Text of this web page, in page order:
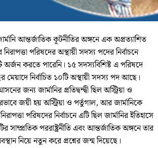
আন্তর্জাতিক কূটনীতির অঙ্গনে এক অপ্রত্যাশিত
পরিষদের অস্থায়ী সদস্য পদের নির্বাচনে
অর্জন করতে পারেনি। ১৫ সদস্যবিশিষ্ট এ পরিষদে
মেয়াদে নির্বাচিত ১০টি অস্থায়ী সদস্য পদ আছে।
জন্য জার্মানির প্রতিদ্বন্দ্বী ছিল অস্ট্রিয়া ও
জয়ী হয় অস্ট্রিয়া ও পর্তুগাল, আর জার্মানিকে
পরিষদের নির্বাচনে এটি ছিল জার্মানির ইতিহাসে
সাম্প্রতিক পররাষ্ট্রনীতি এবং আন্তর্জাতিক অঙ্গনে তার
নিয়ে নতুন করে প্রশ্নের জন্ম দিয়েছে।